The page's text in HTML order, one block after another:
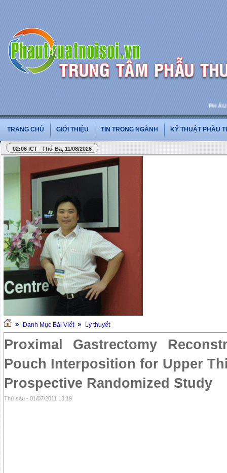
PHẪU
TRANG CHỦ GIỚI THIỆU TIN TRONG NGÀNH KỸ THUẬT PHẪU
02:06 ICT Thứ Ba, 11/08/2026
» Danh Mục Bài Viết » Lý thuyết
Proximal Gastrectomy
Pouch Interposition for Upper
Prospective Randomized Study
Thứ sáu - 01/07/2011 13:19